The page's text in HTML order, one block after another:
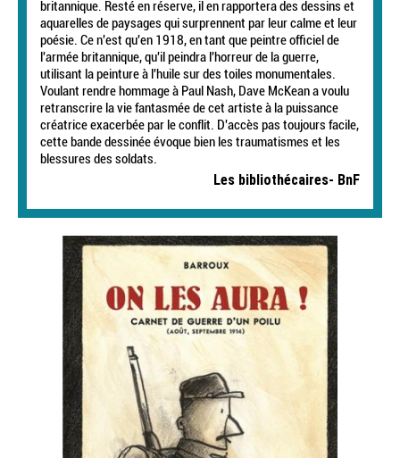
britannique. Resté en réserve, il en rapportera des dessins et
aquarelles de paysages qui surprennent par leur calme et leur
poésie. Ce n'est qu'en 1918, en tant que peintre officiel de
l'armée britannique, qu'il peindra l'horreur de la guerre,
utilisant la peinture à l'huile sur des toiles monumentales.
Voulant rendre hommage à Paul Nash, Dave McKean a voulu
retranscrire la vie fantasmée de cet artiste à la puissance
créatrice exacerbée par le conflit. D'accès pas toujours facile,
cette bande dessinée évoque bien les traumatismes et les
blessures des soldats.
Les bibliothécaires- BnF